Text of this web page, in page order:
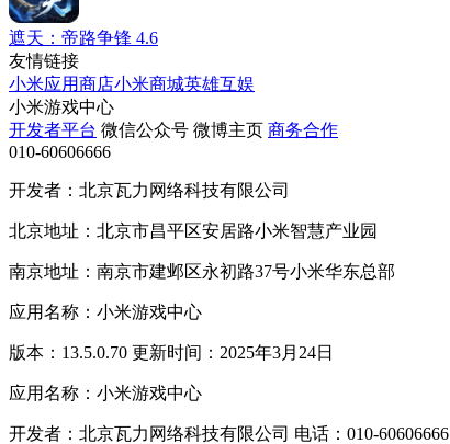
遮天：帝路争锋 4.6
友情链接
小米应用商店小米商城英雄互娱
小米游戏中心
开发者平台 微信公众号 微博主页 商务合作
010-60606666
开发者：北京瓦力网络科技有限公司
北京地址：北京市昌平区安居路小米智慧产业园
南京地址：南京市建邺区永初路37号小米华东总部
应用名称：小米游戏中心
版本：13.5.0.70 更新时间：2025年3月24日
应用名称：小米游戏中心
开发者：北京瓦力网络科技有限公司 电话：010-60606666